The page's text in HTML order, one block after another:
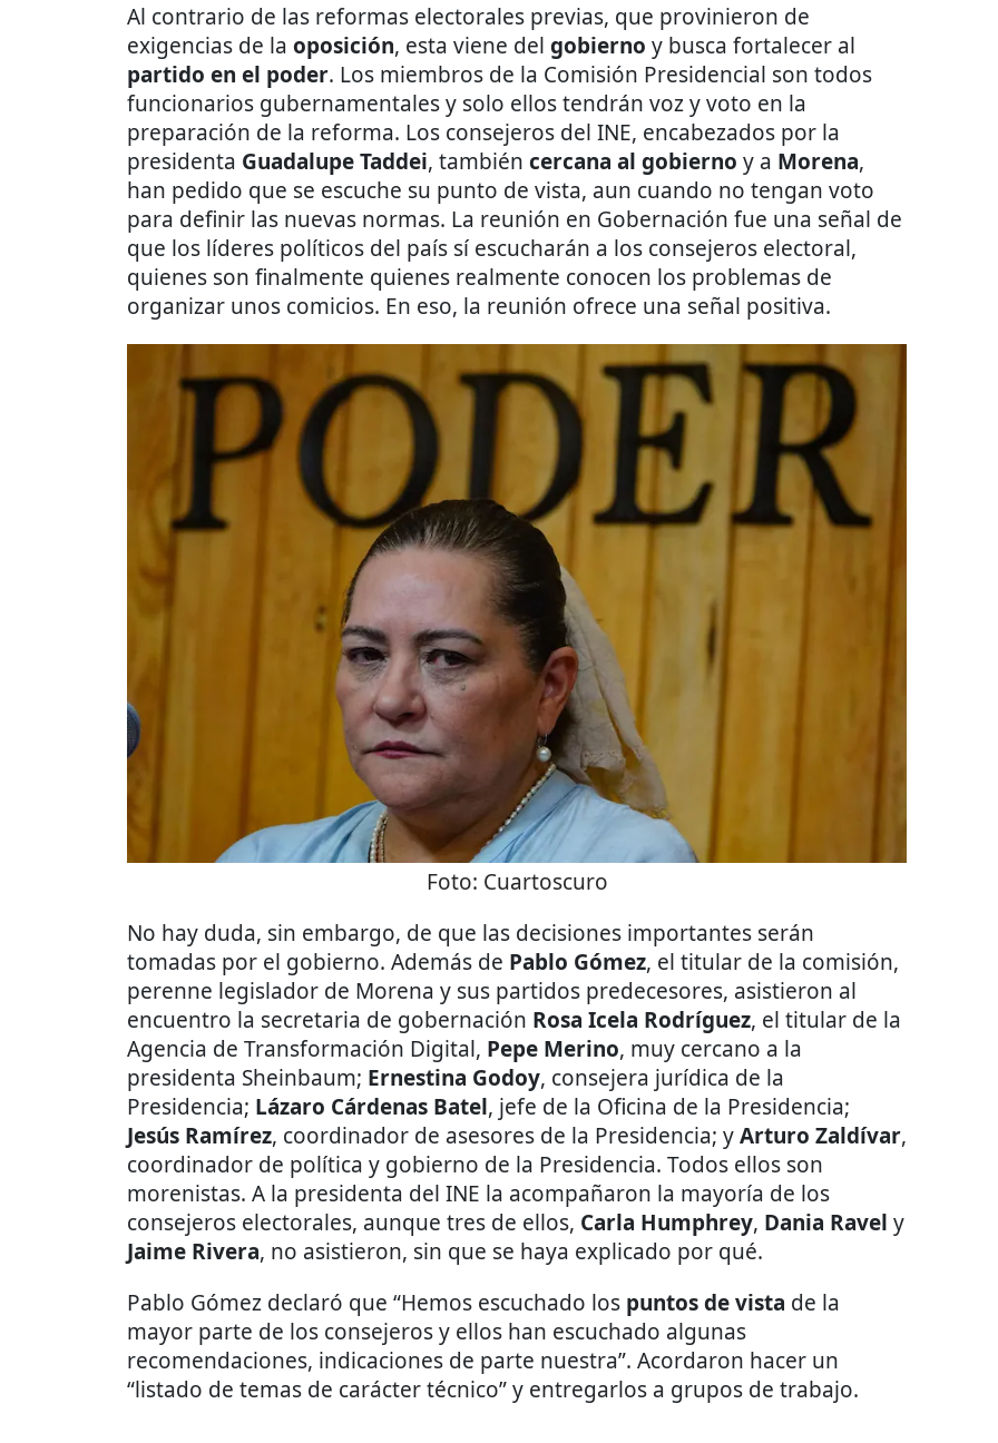
Al contrario de las reformas electorales previas, que provinieron de
exigencias de la oposición, esta viene del gobierno y busca fortalecer al
partido en el poder. Los miembros de la Comisión Presidencial son todos
funcionarios gubernamentales y solo ellos tendrán voz y voto en la
preparación de la reforma. Los consejeros del INE, encabezados por la
presidenta Guadalupe Taddei, también cercana al gobierno y a Morena,
han pedido que se escuche su punto de vista, aun cuando no tengan voto
para definir las nuevas normas. La reunión en Gobernación fue una señal de
que los líderes políticos del país sí escucharán a los consejeros electoral,
quienes son finalmente quienes realmente conocen los problemas de
organizar unos comicios. En eso, la reunión ofrece una señal positiva.
Foto: Cuartoscuro
No hay duda, sin embargo, de que las decisiones importantes serán
tomadas por el gobierno. Además de Pablo Gómez, el titular de la comisión,
perenne legislador de Morena y sus partidos predecesores, asistieron al
encuentro la secretaria de gobernación Rosa Icela Rodríguez, el titular de la
Agencia de Transformación Digital, Pepe Merino, muy cercano a la
presidenta Sheinbaum; Ernestina Godoy, consejera jurídica de la
Presidencia; Lázaro Cárdenas Batel, jefe de la Oficina de la Presidencia;
Jesús Ramírez, coordinador de asesores de la Presidencia; yArturo Zaldívar,
coordinador de política y gobierno de la Presidencia. Todos ellos son
morenistas. A la presidenta del INE la acompañaron la mayoría de los
consejeros electorales, aunque tres de ellos, Carla Humphrey, Dania Ravel y
Jaime Rivera, no asistieron, sin que se haya explicado por qué.
Pablo Gómez declaró que “Hemos escuchado los puntos de vista de la
mayor parte de los consejeros y ellos han escuchado algunas
recomendaciones, indicaciones de parte nuestra”. Acordaron hacer un
“listado de temas de carácter técnico” y entregarlos a grupos de trabajo.